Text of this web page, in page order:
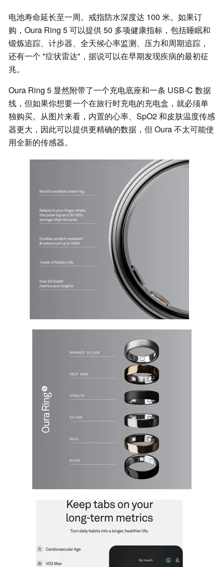
电池寿命延长至一周。戒指防水深度达 100 米。如果订
购，Oura Ring 5 可以提供 50 多项健康指标，包括睡眠和
锻炼追踪、计步器、全天候心率监测、压力和周期追踪，
还有一个 "症状雷达"，据说可以在早期发现疾病的最初征
兆。
Oura Ring 5 显然附带了一个充电底座和一条 USB-C 数据
线，但如果你想要一个在旅行时充电的充电盒，就必须单
独购买。从图片来看，内置的心率、SpO2 和皮肤温度传感
器更大，因此可以提供更精确的数据，但 Oura 不太可能使
用全新的传感器。